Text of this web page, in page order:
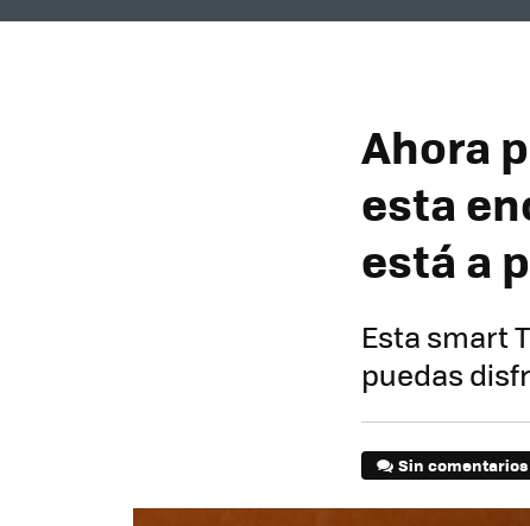
Ahora
esta
está a
Esta smart
puedas
Sin comentarios